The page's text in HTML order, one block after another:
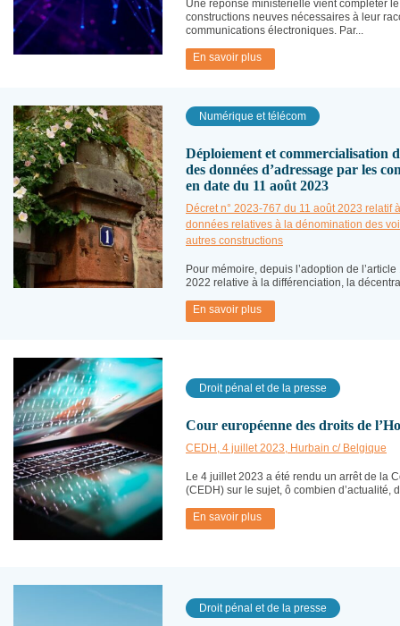
Une réponse ministérielle vient compléter
constructions neuves nécessaires à leur
communications électroniques. Par...
En savoir plus
Numérique et télécom
Déploiement et commercialisation
des données d’adressage par les
en date du 11 août 2023
Décret n° 2023-767 du 11 août 2023
données relatives à la dénomination des
autres constructions
Pour mémoire, depuis l’adoption de
2022 relative à la différenciation, la
En savoir plus
Droit pénal et de la presse
Cour européenne des droits de
CEDH, 4 juillet 2023, Hurbain c/ Belgique
Le 4 juillet 2023 a été rendu un arrêt de la
(CEDH) sur le sujet, ô combien d’actualité,
En savoir plus
Droit pénal et de la presse